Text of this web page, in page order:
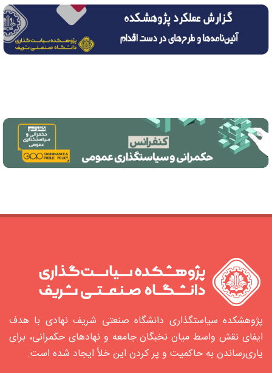
پژوهشکده سیاستگذاری دانشگاه صنعتی شریف نهادی با هدف
ایفای نقش واسط میان نخبگان جامعه و نهادهای حکمرانی، برای
یاری‌رساندن به حاکمیت و پر کردن این خلأ ایجاد شده‌ است.